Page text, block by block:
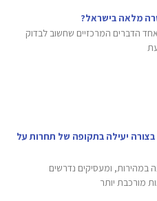
מלאה בישראל?
הדברים המרכזיים שחשוב לבדוק
בצורה יעילה בתקופה של תחרות על
במהירות, ומעסיקים נדרשים
מורכבת יותר